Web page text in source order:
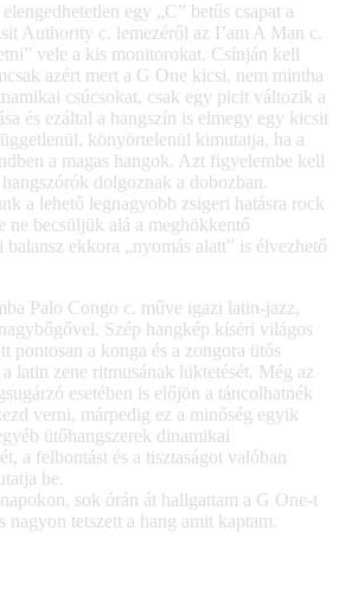
egy „C” betűs csapat a
Authority c. lemezéről az I’am A Man c.
vele a kis monitorokat. Csínján kell
azért mert a G One kicsi, nem mintha
csúcsokat, csak egy picit változik a
és ezáltal a hangszín is elmegy egy kicsit
könyörtelenül kimutatja, ha a
a magas hangok. Azt figyelembe kell
dolgoznak a dobozban.
a lehető legnagyobb zsigeri hatásra rock
ne becsüljük alá a meghökkentő
ekkora „nyomás alatt” is élvezhető
Palo Congo c. műve igazi latin-jazz,
Szép hangkép kíséri világos
pontosan a konga és a zongora ütős
latin zene ritmusának lüktetését. Még az
esetében is előjön a táncolhatnék
verni, márpedig ez a minőség egyik
ütőhangszerek dinamikai
a felbontást és a tisztaságot valóban
be.
sok órán át hallgattam a G One-t
tetszett a hang amit kaptam.